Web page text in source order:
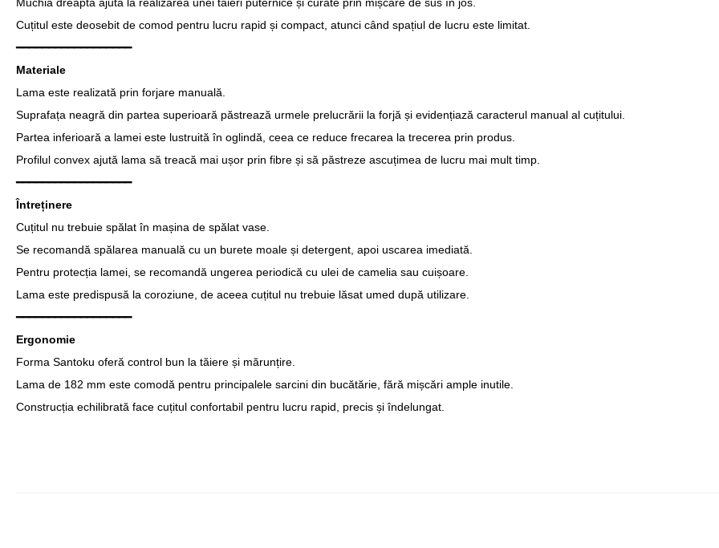
Cuțitul este deosebit de comod pentru lucru rapid și compact, atunci când spațiul de lucru este limitat.
━━━━━━━━━━━━━━━━━━
Materiale
Lama este realizată prin forjare manuală.
Suprafața neagră din partea superioară păstrează urmele prelucrării la forjă și evidențiază caracterul manual al cuțitului.
Partea inferioară a lamei este lustruită în oglindă, ceea ce reduce frecarea la trecerea prin produs.
Profilul convex ajută lama să treacă mai ușor prin fibre și să păstreze ascuțimea de lucru mai mult timp.
━━━━━━━━━━━━━━━━━━
Întreținere
Cuțitul nu trebuie spălat în mașina de spălat vase.
Se recomandă spălarea manuală cu un burete moale și detergent, apoi uscarea imediată.
Pentru protecția lamei, se recomandă ungerea periodică cu ulei de camelia sau cuișoare.
Lama este predispusă la coroziune, de aceea cuțitul nu trebuie lăsat umed după utilizare.
━━━━━━━━━━━━━━━━━━
Ergonomie
Forma Santoku oferă control bun la tăiere și mărunțire.
Lama de 182 mm este comodă pentru principalele sarcini din bucătărie, fără mișcări ample inutile.
Construcția echilibrată face cuțitul confortabil pentru lucru rapid, precis și îndelungat.